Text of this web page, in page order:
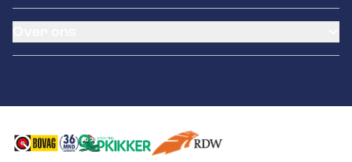
Banden service
Pechhulp
Schade en reparatie